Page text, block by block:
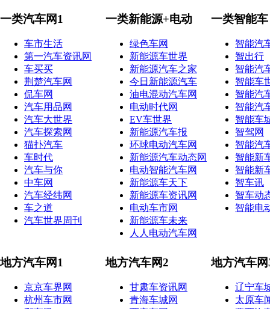
一类汽车网1
车市生活
第一汽车资讯网
车买买
荆楚汽车网
侃车网
汽车用品网
汽车大世界
汽车探索网
猫扑汽车
车时代
汽车与你
中车网
汽车经纬网
车之道
汽车世界周刊
一类新能源+电动
绿色车网
新能源车世界
新能源汽车之家
今日新能源汽车
油电混动汽车网
电动时代网
EV车世界
新能源汽车报
环球电动汽车网
新能源汽车动态网
电动智能汽车网
新能源车天下
新能源车资讯网
电动车市网
新能源车未来
人人电动汽车网
一类智能车
智能汽
智出行
智能汽
智能车
智能汽
智能汽
智能车
智驾网
智能汽
智能新
智能新
智车讯
智车动
智能电
地方汽车网1
京京车界网
杭州车市网
地方汽车网2
甘肃车资讯网
青海车城网
地方汽车网
辽宁车
太原车